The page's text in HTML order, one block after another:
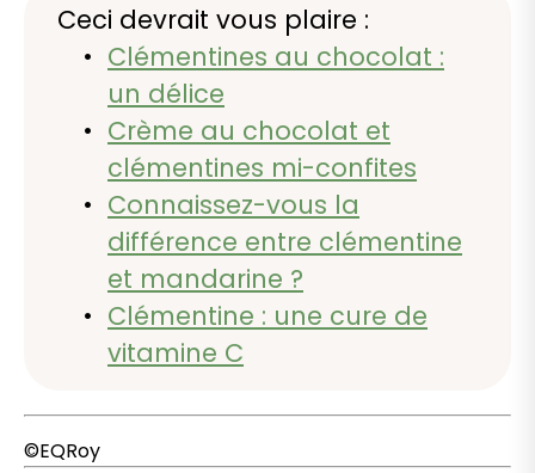
Ceci devrait vous plaire :
Clémentines au chocolat :
un délice
Crème au chocolat et
clémentines mi-confites
Connaissez-vous la
différence entre clémentine
et mandarine ?
Clémentine : une cure de
vitamine C
©EQRoy